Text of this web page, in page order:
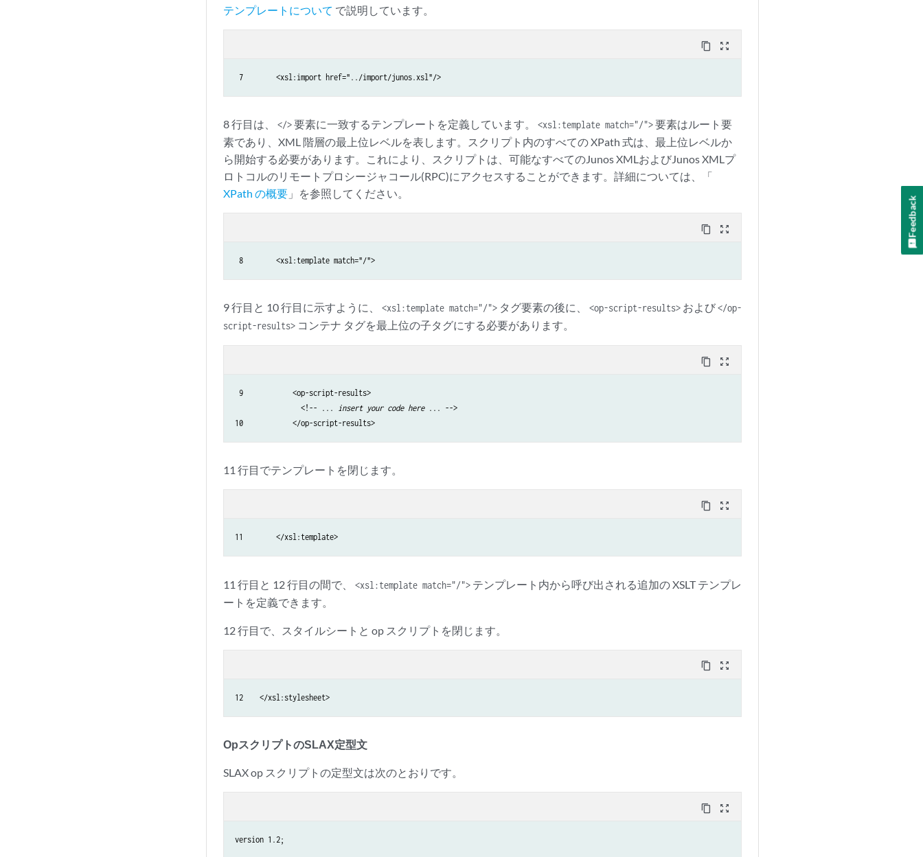
テンプレートについて で説明しています。
content_copy zoom_out_map
7        <xsl:import href="../import/junos.xsl"/>
8 行目は、 </>要素に一致するテンプレートを定義しています。 <xsl:template match="/">要素はルート要
素であり、XML 階層の最上位レベルを表します。スクリプト内のすべての XPath 式は、最上位レベルか
ら開始する必要があります。これにより、スクリプトは、可能なすべてのJunos XMLおよびJunos XMLプ
ロトコルのリモートプロシージャコール(RPC)にアクセスすることができます。詳細については、「
XPath の概要 」を参照してください。
content_copy zoom_out_map
8        <xsl:template match="/">
9 行目と 10 行目に示すように、 <xsl:template match="/"> タグ要素の後に、 <op-script-results> および</op-
script-results> コンテナ タグを最上位の子タグにする必要があります。
content_copy zoom_out_map
9            <op-script-results>
<!-- ... insert your code here ... -->
10            </op-script-results>
11 行目でテンプレートを閉じます。
content_copy zoom_out_map
11        </xsl:template>
11 行目と 12 行目の間で、 <xsl:template match="/"> テンプレート内から呼び出される追加の XSLT テンプレ
ートを定義できます。
12 行目で、スタイルシートと op スクリプトを閉じます。
content_copy zoom_out_map
12    </xsl:stylesheet>
OpスクリプトのSLAX定型文
SLAX op スクリプトの定型文は次のとおりです。
content_copy zoom_out_map
version 1.2;
Feedback